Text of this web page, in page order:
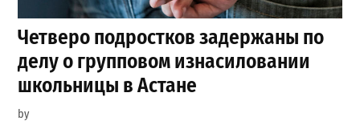
Четверо подростков задержаны по
делу о групповом изнасиловании
школьницы в Астане
by